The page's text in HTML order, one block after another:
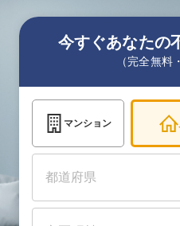
今すぐあなたの
（完全無料
マンション